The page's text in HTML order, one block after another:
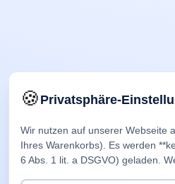
🍪Privatsphäre-
Wir nutzen auf unserer Webseite
Ihres Warenkorbs). Es werden
6 Abs. 1 lit. a DSGVO) geladen.